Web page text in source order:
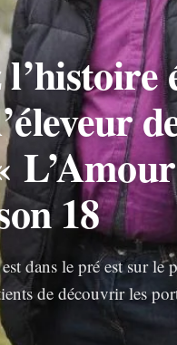
18
dans le pré est sur
de découvrir les